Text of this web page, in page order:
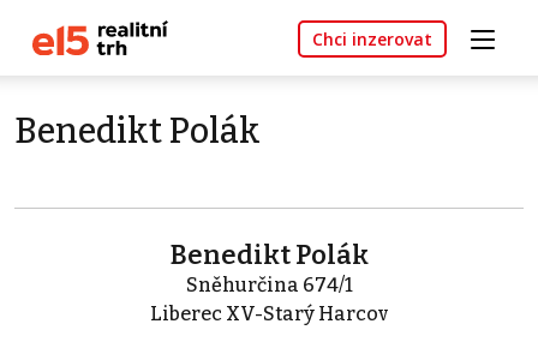
Chci inzerovat
Benedikt Polák
Benedikt Polák
Sněhurčina 674/1
Liberec XV-Starý Harcov